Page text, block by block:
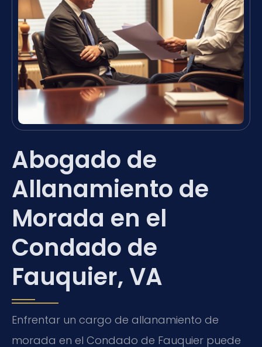
Abogado de
Allanamiento de
Morada en el
Condado de
Fauquier, VA
Enfrentar un cargo de allanamiento de
morada en el Condado de Fauquier puede